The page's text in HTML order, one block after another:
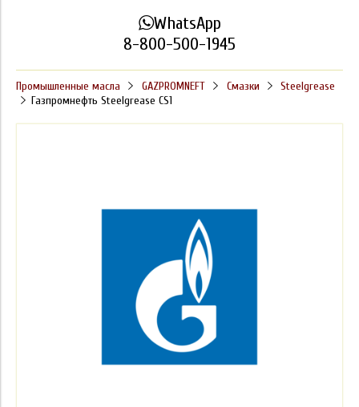
WhatsApp
8-800-500-1945
Промышленные масла GAZPROMNEFT Смазки
Steelgrease
Газпромнефть Steelgrease CS1